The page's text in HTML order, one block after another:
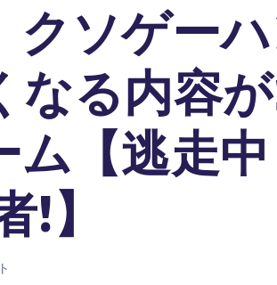
クソゲー
なる内容
ム【逃走
!】